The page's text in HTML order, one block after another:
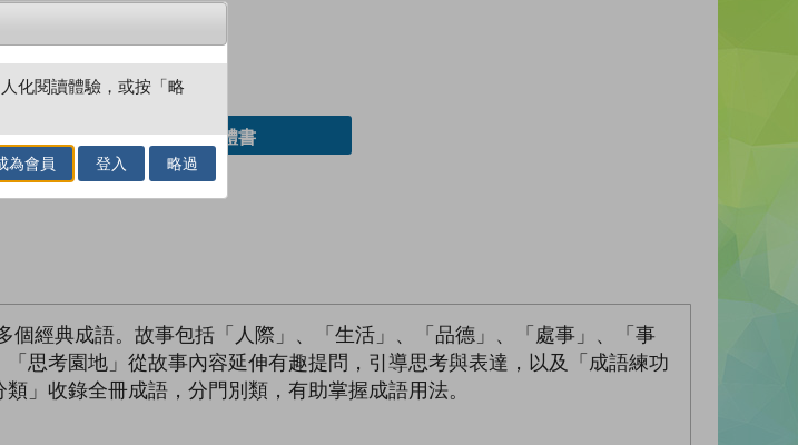
加入閱讀紀錄
子書 借閱實體書
個經典成語。故事包括「人際」、「生活」、「品德」、「處事」、「事
思考園地」從故事內容延伸有趣提問，引導思考與表達，以及「成語練功
」收錄全冊成語，分門別類，有助掌握成語用法。
化閱讀體驗，或按「略
為會員 登入 略過